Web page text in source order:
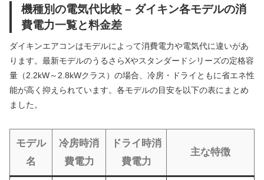
機種別の電気代比較 – ダイキン各モデルの消
費電力一覧と料金差
ダイキンエアコンはモデルによって消費電力や電気代に違いがあ
ります。最新モデルのうるさらXやスタンダードシリーズの定格容
量（2.2kW～2.8kWクラス）の場合、冷房・ドライともに省エネ性
能が高く抑えられています。各モデルの目安を以下の表にまとめ
ました。
モデル
名
冷房時消
費電力
ドライ時消
費電力
主な特徴